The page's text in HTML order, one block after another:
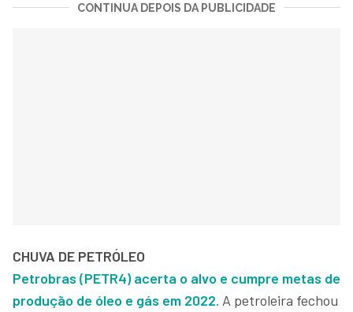
CONTINUA DEPOIS DA PUBLICIDADE
CHUVA DE PETRÓLEO
Petrobras (PETR4) acerta o alvo e cumpre metas de
produção de óleo e gás em 2022. A petroleira fechou